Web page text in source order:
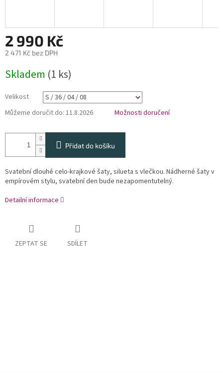
2 990 Kč
2 471 Kč bez DPH
cena:
Skladem (1 ks)
Velikost
Můžeme doručit do: 11.8.2026 Možnosti doručení
Přidat do košíku
Svatební dlouhé celo-krajkové šaty, silueta s vlečkou. Nádherné šaty v
empírovém stylu, svatební den bude nezapomentutelný.
Detailní informace
ZEPTAT SE SDÍLET